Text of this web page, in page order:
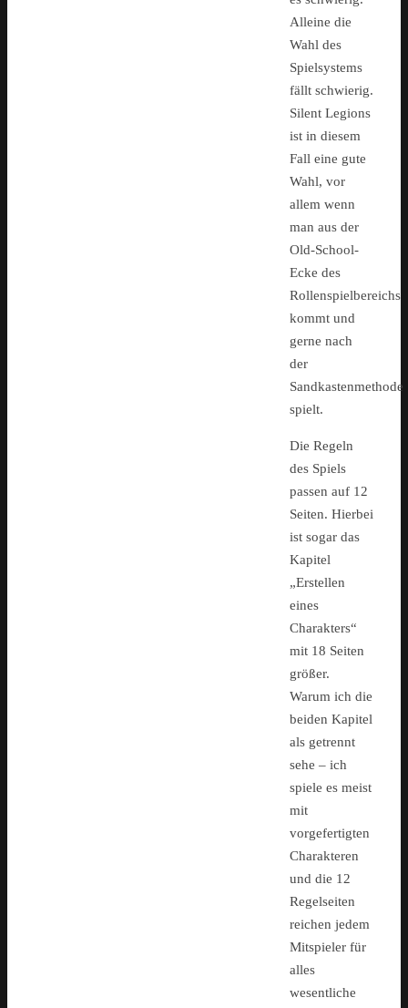
Alleine die
Wahl des
Spielsystems
fällt schwierig.
Silent Legions
ist in diesem
Fall eine gute
Wahl, vor
allem wenn
man aus der
Old-School-
Ecke des
Rollenspielbereichs
kommt und
gerne nach
der
Sandkastenmethode
spielt.
Die Regeln
des Spiels
passen auf 12
Seiten. Hierbei
ist sogar das
Kapitel
„Erstellen
eines
Charakters“
mit 18 Seiten
größer.
Warum ich die
beiden Kapitel
als getrennt
sehe – ich
spiele es meist
mit
vorgefertigten
Charakteren
und die 12
Regelseiten
reichen jedem
Mitspieler für
alles
wesentliche